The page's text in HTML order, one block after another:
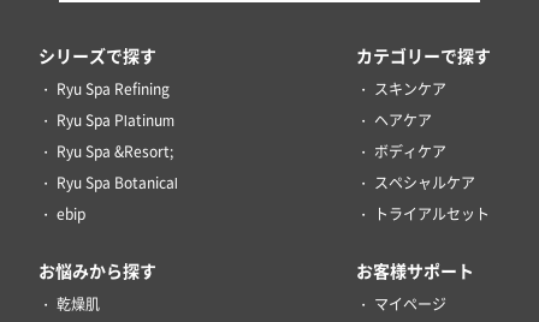
シリーズで探す
Ryu Spa Refining
Ryu Spa Platinum
Ryu Spa &Resort;
Ryu Spa Botanical
ebip
カテゴリーで探す
スキンケア
ヘアケア
ボディケア
スペシャルケア
トライアルセット
お悩みから探す
乾燥肌
お客様サポート
マイページ